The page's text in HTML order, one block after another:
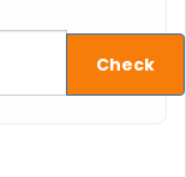
Check